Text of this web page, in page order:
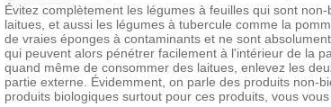
Évitez complètement les légumes à feuilles qui sont
laitues, et aussi les légumes à tubercule comme la
de vraies éponges à contaminants et ne sont
qui peuvent alors pénétrer facilement à l'intérieur de la
quand même de consommer des laitues, enlevez les
partie externe. Évidemment, on parle des produits non-
produits biologiques surtout pour ces produits, vous